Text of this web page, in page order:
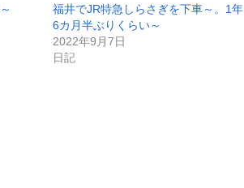
福井でJR特急しらさぎを下車～。1年
6カ月半ぶりくらい～
2022年9月7日
日記